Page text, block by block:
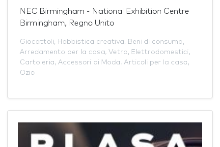
NEC Birmingham - National Exhibition Centre
Birmingham, Regno Unito
Giocattoli, Hobbistica creativa, Beni di consumo,
Arredamento per la casa, Vetro, Elettrodomestici,
Cartoleria, Accessori di Moda, Articoli per la casa,
Ozio